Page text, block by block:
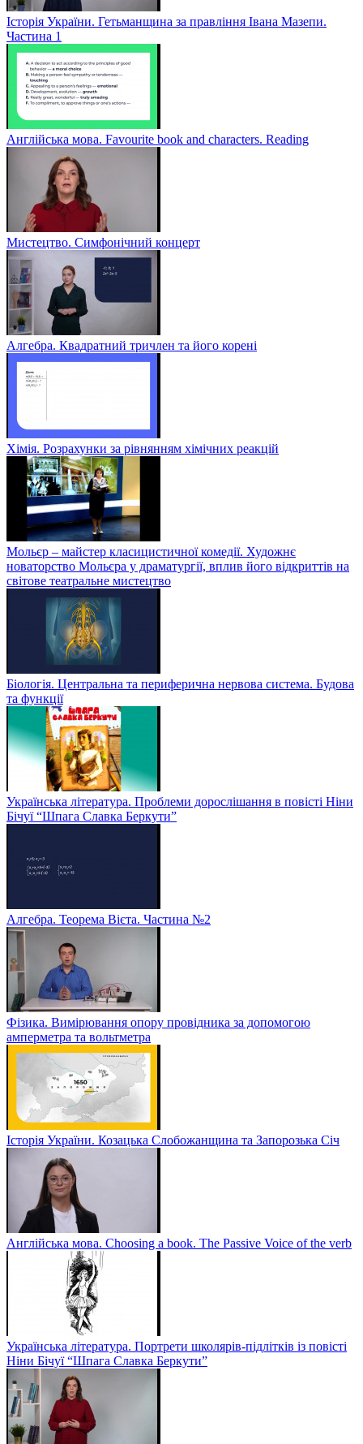
Історія України. Гетьманщина за правління Івана Мазепи.
Частина 1
Англійська мова. Favourite book and characters. Reading
Мистецтво. Симфонічний концерт
Алгебра. Квадратний тричлен та його корені
Хімія. Розрахунки за рівнянням хімічних реакцій
Мольєр – майстер класицистичної комедії. Художнє
новаторство Мольєра у драматургії, вплив його відкриттів на
світове театральне мистецтво
Біологія. Центральна та периферична нервова система. Будова
та функції
Українська література. Проблеми дорослішання в повісті Ніни
Бічуї “Шпага Славка Беркути”
Алгебра. Теорема Вієта. Частина №2
Фізика. Вимірювання опору провідника за допомогою
амперметра та вольтметра
Історія України. Козацька Слобожанщина та Запорозька Січ
Англійська мова. Choosing a book. The Passive Voice of the verb
Українська література. Портрети школярів-підлітків із повісті
Ніни Бічуї “Шпага Славка Беркути”